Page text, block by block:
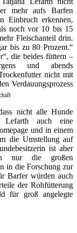
mehr aufs Barfen
Einbruch erkennen,
noch vor 10 bis 15
Fleischanteil drin.
bis zu 80 Prozent.“
die beides füttern –
und abends
nicht mit
Verdauungsprozess
nicht alle Hunde
Lefarth auch eine
und in einem
die Umstellung auf
ist aber
nur die großen
in die Forschung zur
Barfer würden auch
der Rohfütterung
für groß angelegte